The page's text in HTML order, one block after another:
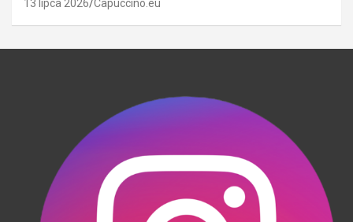
13 lipca 2026 Capuccino.eu